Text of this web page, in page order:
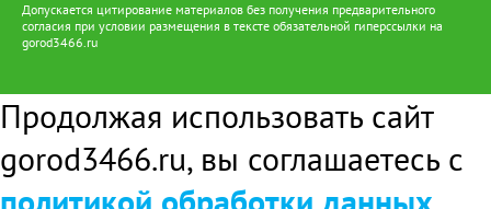
Допускается цитирование материалов без получения предварительного
согласия при условии размещения в тексте обязательной гиперссылки на
gorod3466.ru
Продолжая использовать сайт
gorod3466.ru, вы соглашаетесь с